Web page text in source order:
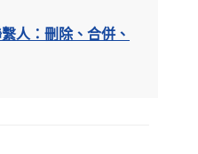
人：刪除、合併、